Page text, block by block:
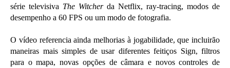
série televisiva The Witcherda Netflix, ray-tracing, modos de
desempenho a 60 FPS ou um modo de fotografia.
O vídeo referencia ainda melhorias à jogabilidade, que incluirão
maneiras mais simples de usar diferentes feitiços Sign, filtros
para o mapa, novas opções de câmara e novos controles de